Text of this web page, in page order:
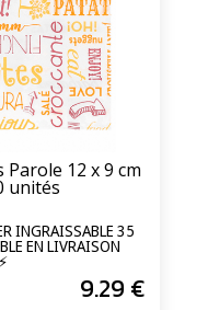
12 x 9 cm
unités
INGRAISSABLE 35
EN LIVRAISON
9.29 €